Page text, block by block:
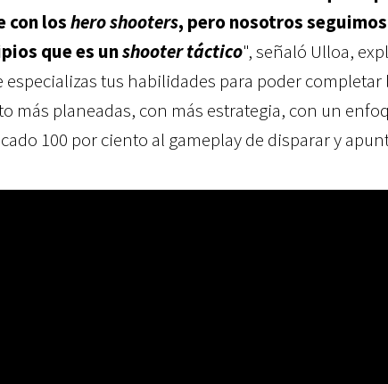
con loshero shooters, pero nosotros
que es unshooter táctico", señaló Ulloa,
especializas tus habilidades para poder
más planeadas, con más estrategia, con un
100 por ciento al gameplay de disparar y